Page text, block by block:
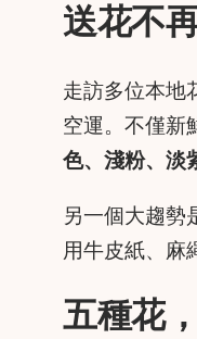
送花不
走訪多位本地
空運。不僅新
色、淺粉、淡
另一個大趨勢
用牛皮紙、麻
五種花